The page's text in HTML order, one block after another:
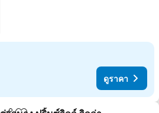
ดูราคา